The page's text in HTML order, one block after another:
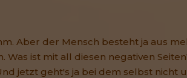
Aber der Mensch besteht ja aus
Was ist mit all diesen negativen
jetzt geht's ja bei dem selbst nicht